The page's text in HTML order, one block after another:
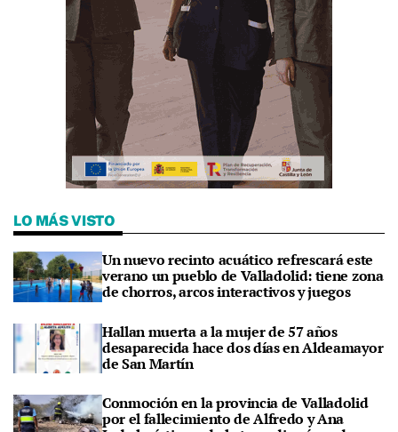
LO MÁS VISTO
Un nuevo recinto acuático refrescará este
verano un pueblo de Valladolid: tiene zona
de chorros, arcos interactivos y juegos
Hallan muerta a la mujer de 57 años
desaparecida hace dos días en Aldeamayor
de San Martín
Conmoción en la provincia de Valladolid
por el fallecimiento de Alfredo y Ana